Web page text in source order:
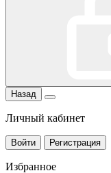
Назад
Личный кабинет
Войти Регистрация
Избранное